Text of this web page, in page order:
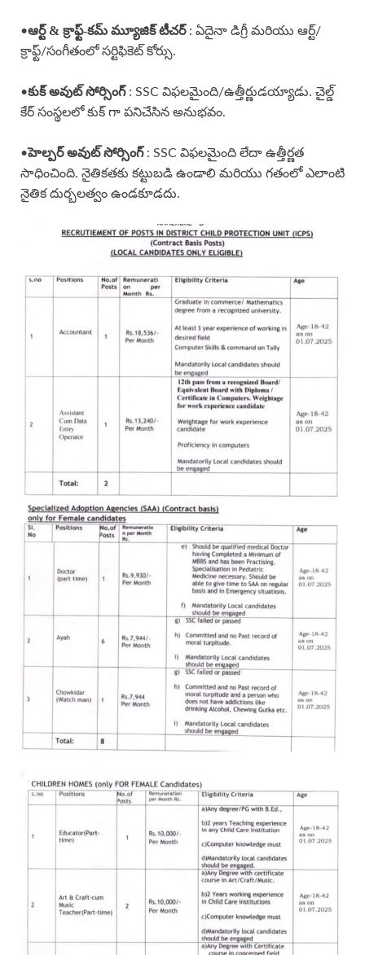
•ఆర్ట్ & క్రాఫ్ట్-కమ్ మ్యూజిక్ టీచర్: ఏదైనా డిగ్రీ మరియు ఆర్ట్/
క్రాఫ్ట్/సంగీతంలో సర్టిఫికెట్ కోర్సు.
•కుక్ అవుట్ సోర్సింగ్ : SSC విఫలమైంది/ఉత్తీర్ణుడయ్యాడు. చైల్డ్
కేర్ సంస్థలలో కుక్ గా పనిచేసిన అనుభవం.
•హెల్పర్ అవుట్ సోర్సింగ్ : SSC విఫలమైంది లేదా ఉత్తీర్ణత
సాధించింది. నైతికతకు కట్టుబడి ఉండాలి మరియు గతంలో ఎలాంటి
నైతిక దుర్బలత్వం ఉండకూడదు.